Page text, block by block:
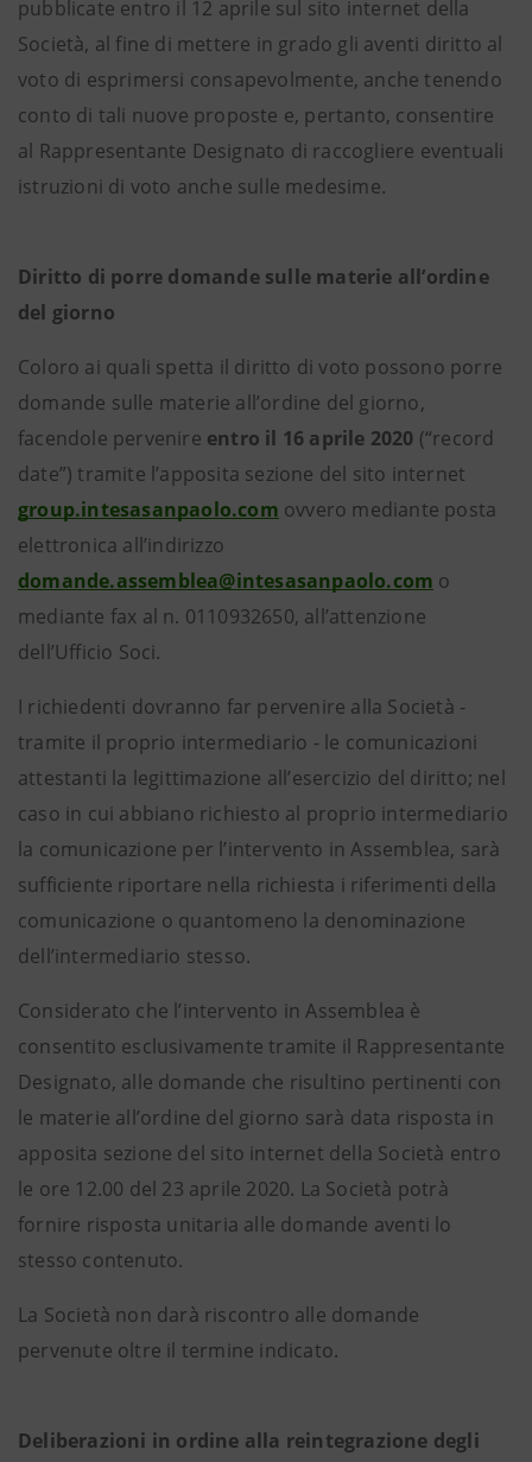
pubblicate entro il 12 aprile sul sito internet della
Società, al fine di mettere in grado gli aventi diritto al
voto di esprimersi consapevolmente, anche tenendo
conto di tali nuove proposte e, pertanto, consentire
al Rappresentante Designato di raccogliere eventuali
istruzioni di voto anche sulle medesime.
Diritto di porre domande sulle materie all’ordine
del giorno
Coloro ai quali spetta il diritto di voto possono porre
domande sulle materie all’ordine del giorno,
facendole pervenire entro il 16 aprile 2020 (“record
date”) tramite l’apposita sezione del sito internet
group.intesasanpaolo.com ovvero mediante posta
elettronica all’indirizzo
domande.assemblea@intesasanpaolo.com o
mediante fax al n. 0110932650, all’attenzione
dell’Ufficio Soci.
I richiedenti dovranno far pervenire alla Società -
tramite il proprio intermediario - le comunicazioni
attestanti la legittimazione all’esercizio del diritto; nel
caso in cui abbiano richiesto al proprio intermediario
la comunicazione per l’intervento in Assemblea, sarà
sufficiente riportare nella richiesta i riferimenti della
comunicazione o quantomeno la denominazione
dell’intermediario stesso.
Considerato che l’intervento in Assemblea è
consentito esclusivamente tramite il Rappresentante
Designato, alle domande che risultino pertinenti con
le materie all’ordine del giorno sarà data risposta in
apposita sezione del sito internet della Società entro
le ore 12.00 del 23 aprile 2020. La Società potrà
fornire risposta unitaria alle domande aventi lo
stesso contenuto.
La Società non darà riscontro alle domande
pervenute oltre il termine indicato.
Deliberazioni in ordine alla reintegrazione degli